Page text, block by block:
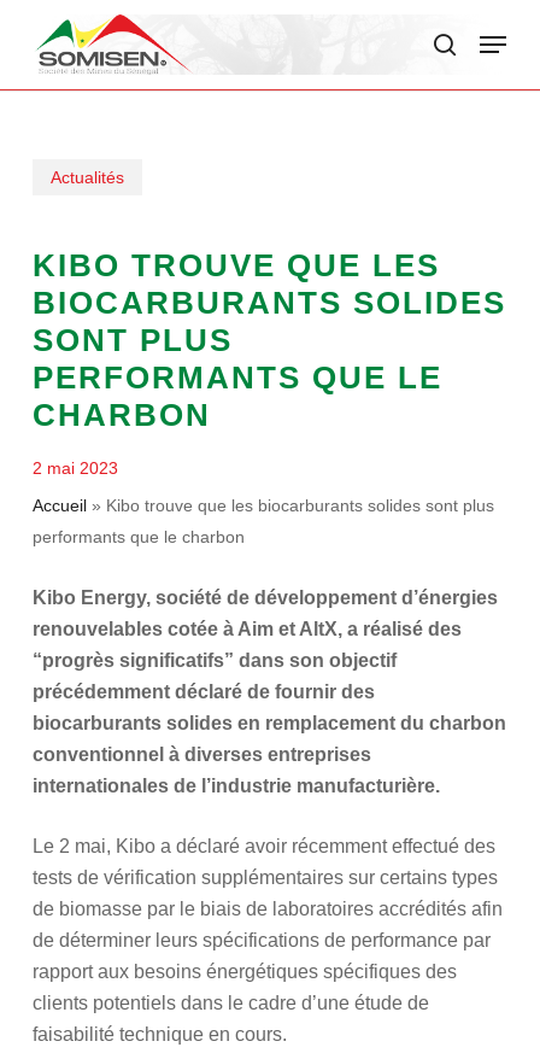
Menu
Actualités
KIBO TROUVE QUE LES
BIOCARBURANTS SOLIDES
SONT PLUS
PERFORMANTS QUE LE
CHARBON
2 mai 2023
Accueil» Kibo trouve que les biocarburants solides sont plus
performants que le charbon
Kibo Energy, société de développement d’énergies
renouvelables cotée à Aim et AltX, a réalisé des
“progrès significatifs” dans son objectif
précédemment déclaré de fournir des
biocarburants solides en remplacement du charbon
conventionnel à diverses entreprises
internationales de l’industrie manufacturière.
Le 2 mai, Kibo a déclaré avoir récemment effectué des
tests de vérification supplémentaires sur certains types
de biomasse par le biais de laboratoires accrédités afin
de déterminer leurs spécifications de performance par
rapport aux besoins énergétiques spécifiques des
clients potentiels dans le cadre d’une étude de
faisabilité technique en cours.